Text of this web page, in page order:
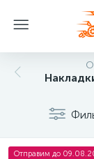
Отправим до